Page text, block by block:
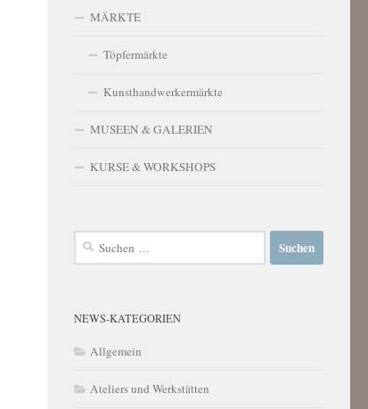
MÄRKTE
Töpfermärkte
Kunsthandwerkermärkte
MUSEEN & GALERIEN
KURSE & WORKSHOPS
Suchen
NEWS-KATEGORIEN
Allgemein
Ateliers und Werkstätten